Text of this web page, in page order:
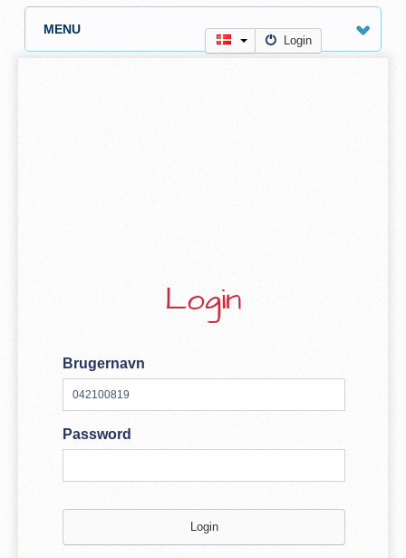
MENU
Login
Login
Brugernavn
Password